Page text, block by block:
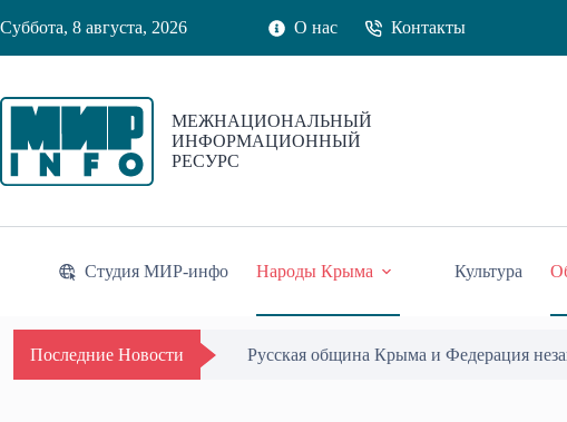
к
Суббота, 8 августа, 2026 О нас Контакты
МЕЖНАЦИОНАЛЬНЫЙ
ИНФОРМАЦИОННЫЙ
РЕСУРС
Студия МИР-инфо Народы Крыма Культура
Последние Новости Русская община Крыма и Федерация